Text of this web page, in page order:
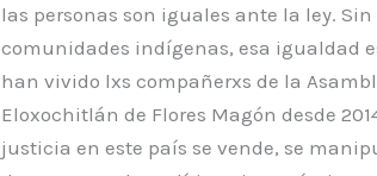
las personas son iguales ante la ley.
comunidades indígenas, esa igualdad
han vivido lxs compañerxs de la
Eloxochitlán de Flores Magón desde
justicia en este país se vende, se